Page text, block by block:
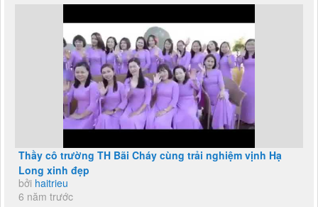
Thầy cô trường TH Bãi Cháy cùng trải nghiệm vịnh Hạ
Long xinh đẹp
bởi haitrieu
6 năm trước